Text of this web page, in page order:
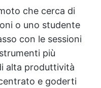
che cerca di
o uno studente
con le sessioni
più
alta produttività
e goderti